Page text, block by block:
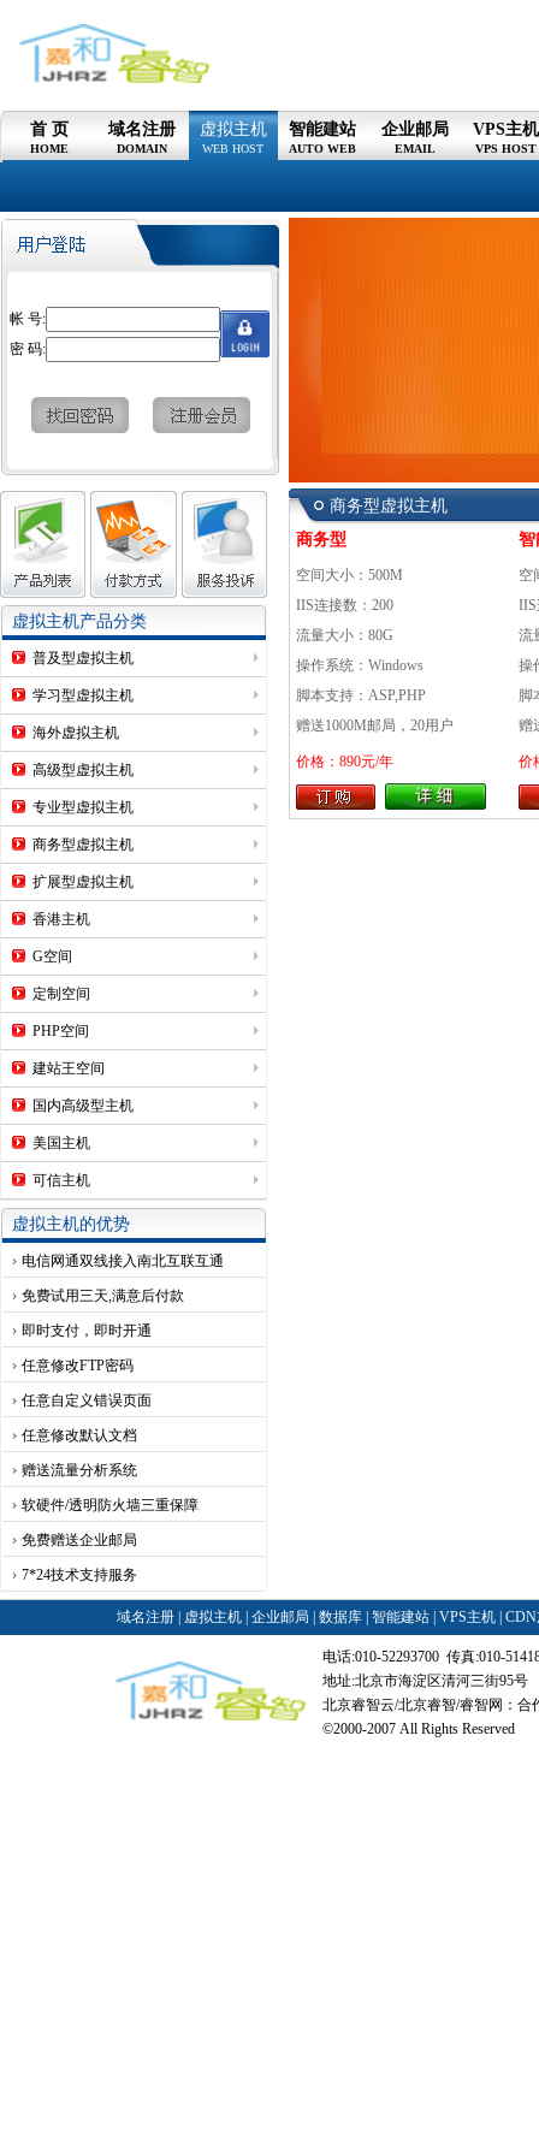
首 页
HOME
域名注册
DOMAIN
虚拟主机
WEB HOST
智能建站
AUTO WEB
企业邮局
EMAIL
VPS主机
VPS HOST
帐 号:
密 码:
虚拟主机产品分类
普及型虚拟主机
学习型虚拟主机
海外虚拟主机
高级型虚拟主机
专业型虚拟主机
商务型虚拟主机
扩展型虚拟主机
香港主机
G空间
定制空间
PHP空间
建站王空间
国内高级型主机
美国主机
可信主机
虚拟主机的优势
电信网通双线接入南北互联互通
免费试用三天,满意后付款
即时支付，即时开通
任意修改FTP密码
任意自定义错误页面
任意修改默认文档
赠送流量分析系统
软硬件/透明防火墙三重保障
免费赠送企业邮局
7*24技术支持服务
商务型虚拟主机
商务型
空间大小：500M
IIS连接数：200
流量大小：80G
操作系统：Windows
脚本支持：ASP,PHP
赠送1000M邮局，20用户
价格：890元/年
智
空
IIS
流
操
脚
赠
价
域名注册 虚拟主机 企业邮局 数据库 智能建站 VPS主机
电话:010-52293700 传真:010-
地址:北京市海淀区清河三街95号
北京睿智云/北京睿智/睿智网：合
©2000-2007 All Rights Reserved